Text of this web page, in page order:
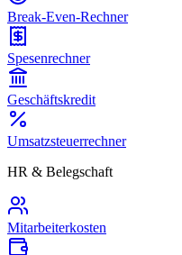
Break-Even-Rechner
Spesenrechner
Geschäftskredit
Umsatzsteuerrechner
HR & Belegschaft
Mitarbeiterkosten